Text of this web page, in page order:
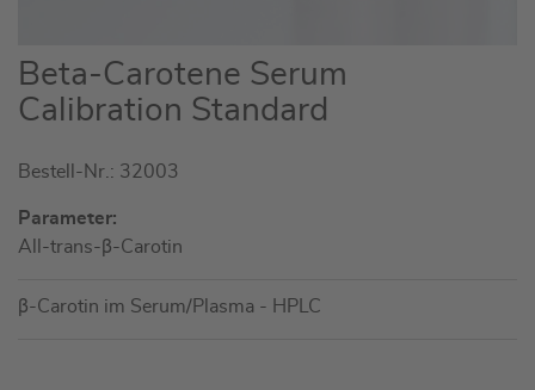
Zum
Anfang
der
springen
Beta-Carotene Serum
Calibration Standard
Bestell-Nr.: 32003
Parameter:
All-trans-β-Carotin
β-Carotin im Serum/Plasma - HPLC